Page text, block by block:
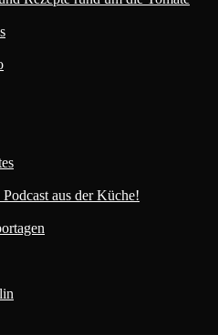
aus der Küche!